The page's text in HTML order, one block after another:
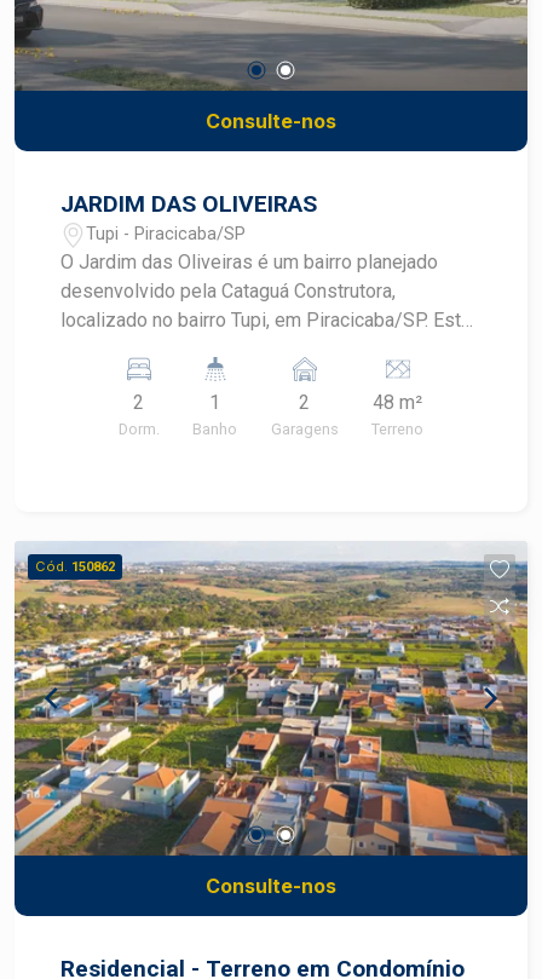
Consulte-nos
JARDIM DAS OLIVEIRAS
Tupi - Piracicaba/SP
O Jardim das Oliveiras é um bairro planejado
desenvolvido pela Cataguá Construtora,
localizado no bairro Tupi, em Piracicaba/SP. Este
geminadas, proporcionando mais privacidade e
conforto aos moradores. As residências
possuem terrenos a partir de 200 m², com
condicionado nos quartos e infraestrutura para
placas fotovoltaicas, promovendo
sustentabilidade e economia de energia.
2
Dorm.
1
Banho
2
Garagens
48 m²
Terreno
Cód. 150862
Consulte-nos
Residencial - Terreno em Condomínio